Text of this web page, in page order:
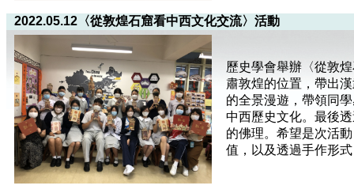
2022.05.12〈從敦煌石窟看中西文化交流〉活動
歷史學會舉辦〈從敦
肅敦煌的位置，帶出
的全景漫遊，帶領同
中西歷史文化。最後
的佛理。希望是次活
值，以及透過手作形